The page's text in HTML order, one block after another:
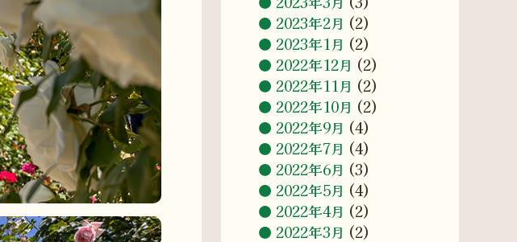
2023年2月 (2)
2023年1月 (2)
2022年12月 (2)
2022年11月 (2)
2022年10月 (2)
2022年9月 (4)
2022年7月 (4)
2022年6月 (3)
2022年5月 (4)
2022年4月 (2)
2022年3月 (2)